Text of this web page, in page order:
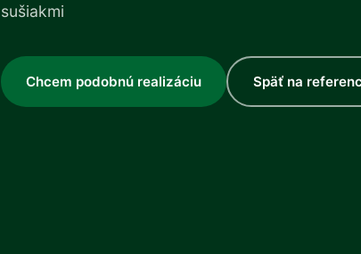
sušiakmi
Chcem podobnú realizáciu Späť na